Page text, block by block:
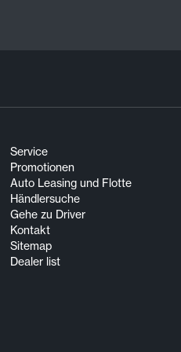
Service
Promotionen
Auto Leasing und Flotte
Händlersuche
Gehe zu Driver
Kontakt
Sitemap
Dealer list